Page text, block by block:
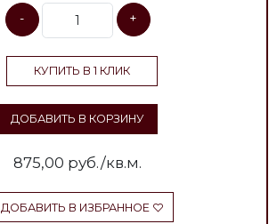
- +
КУПИТЬ В 1 КЛИК
ДОБАВИТЬ В КОРЗИНУ
875,00 руб./кв.м.
ДОБАВИТЬ В ИЗБРАННОЕ